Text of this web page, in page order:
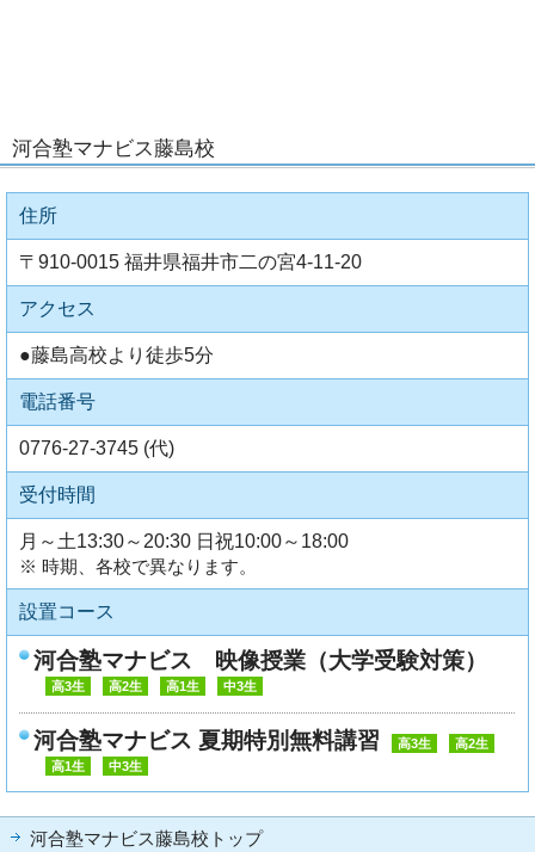
河合塾マナビス藤島校
住所
〒910-0015 福井県福井市二の宮4-11-20
アクセス
●藤島高校より徒歩5分
電話番号
0776-27-3745 (代)
受付時間
月～土13:30～20:30 日祝10:00～18:00
※ 時期、各校で異なります。
設置コース
河合塾マナビス 映像授業（大学受験対策）
高3生 高2生 高1生 中3生
河合塾マナビス 夏期特別無料講習 高3生
高2生
高1生
中3生
河合塾マナビス藤島校トップ